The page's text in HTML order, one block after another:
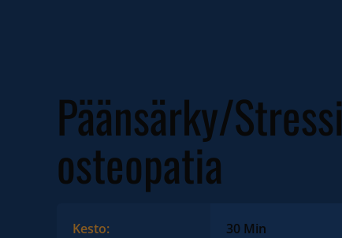
Päänsärky/Stressi
osteopatia
Kesto: 30 Min